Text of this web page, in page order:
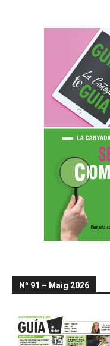
Nº 91 – Maig 2026